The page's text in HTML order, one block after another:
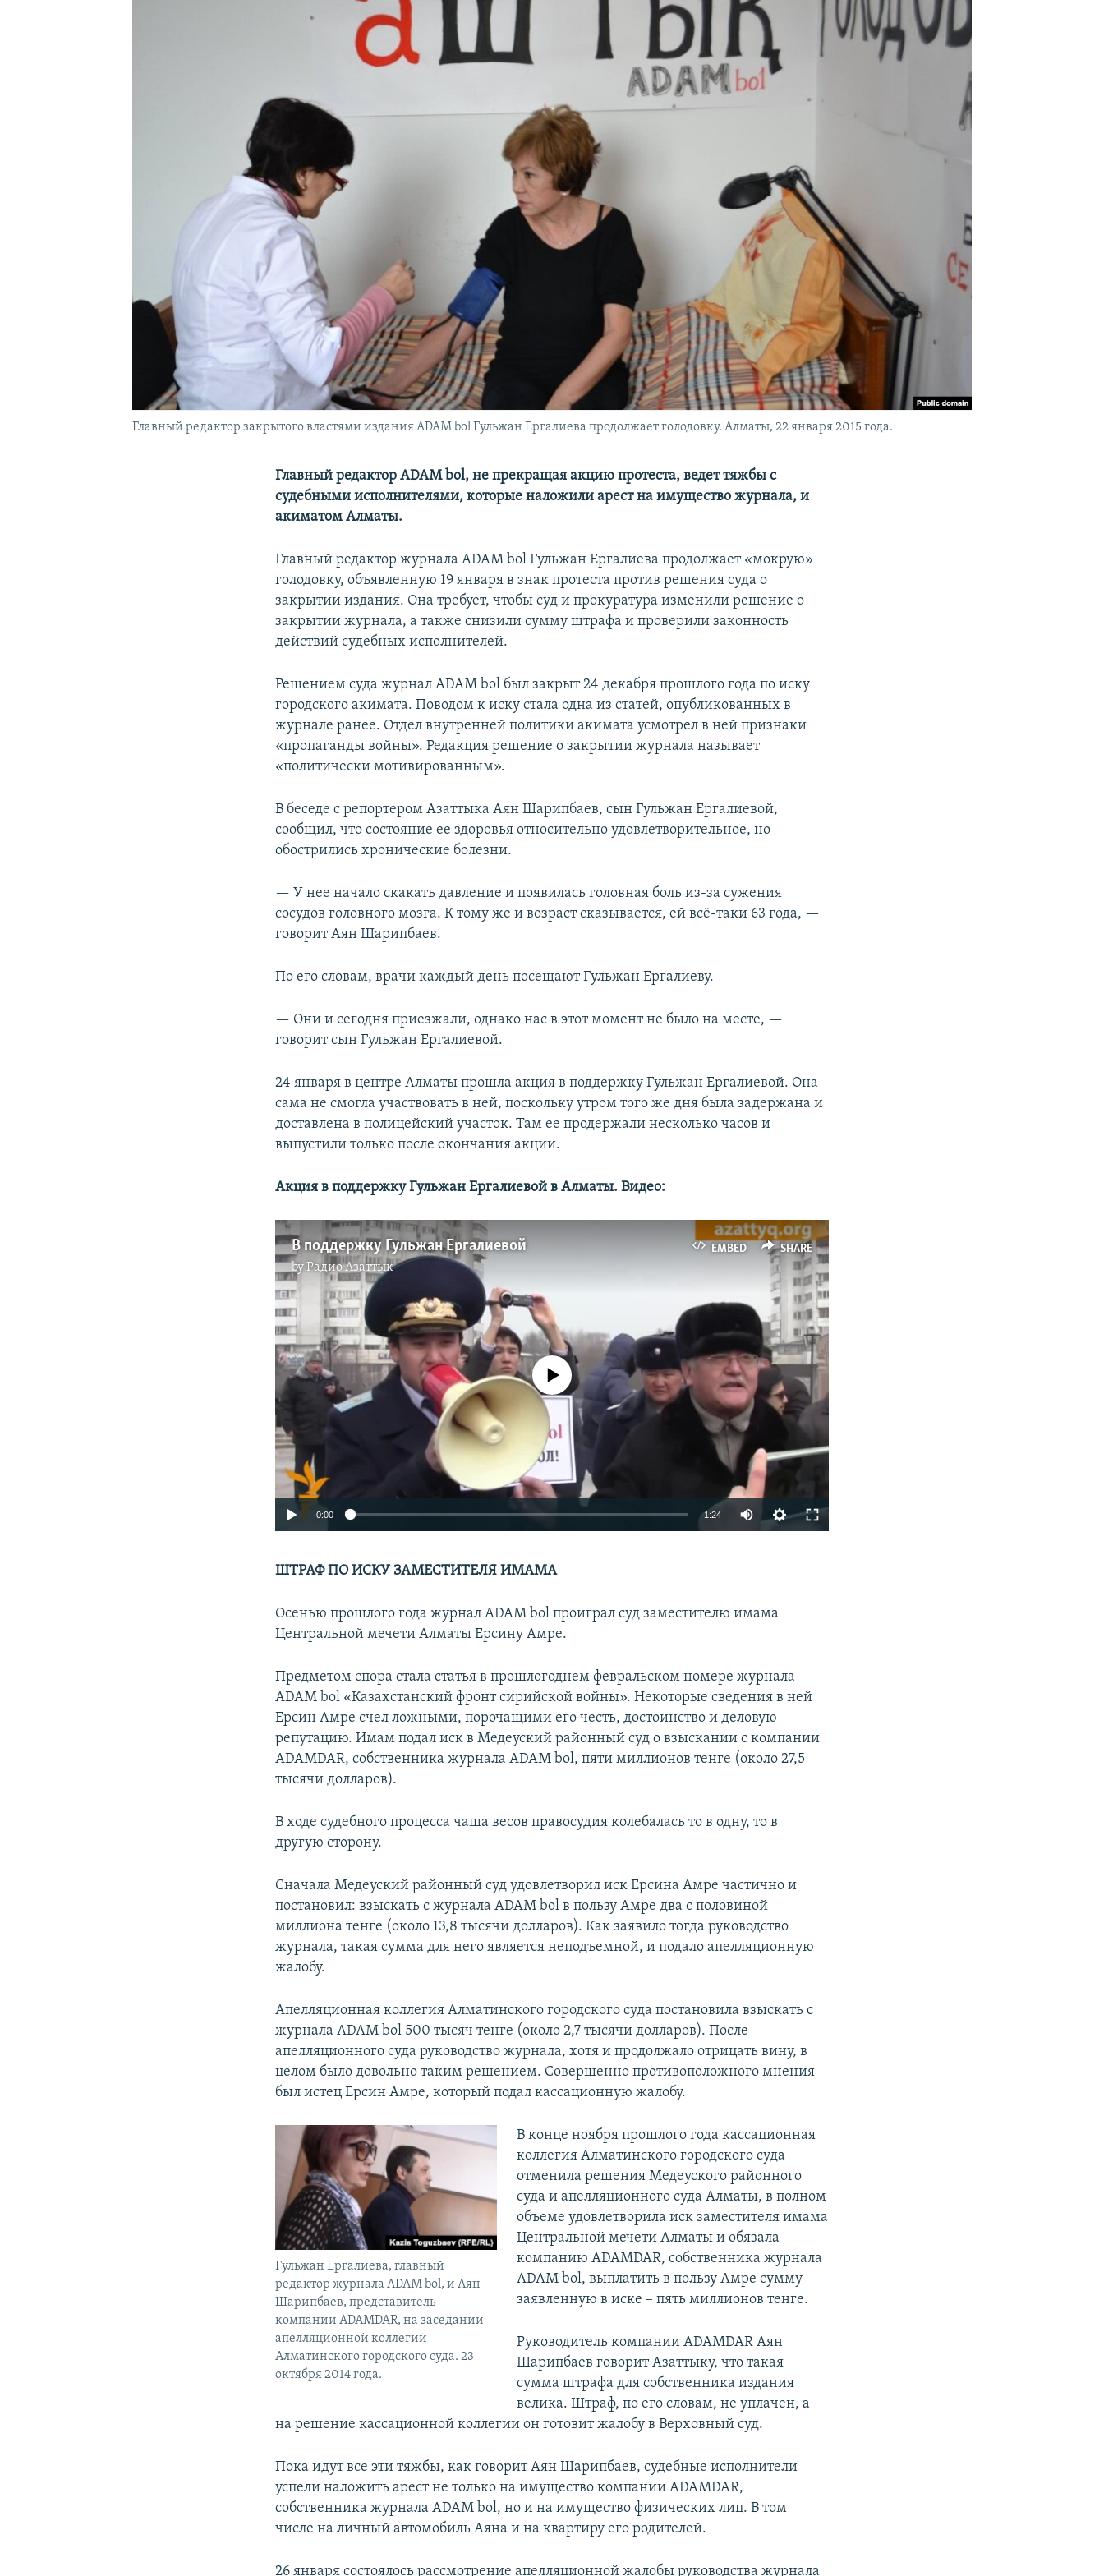
Главный редактор закрытого властями издания ADAM bol Гульжан Ергалиева продолжает голодовку. Алматы, 22 января 2015 года.
Главный редактор ADAM bol, не прекращая акцию протеста, ведет тяжбы с
судебными исполнителями, которые наложили арест на имущество журнала, и
акиматом Алматы.
Главный редактор журнала ADAM bol Гульжан Ергалиева продолжает «мокрую»
голодовку, объявленную 19 января в знак протеста против решения суда о
закрытии издания. Она требует, чтобы суд и прокуратура изменили решение о
закрытии журнала, а также снизили сумму штрафа и проверили законность
действий судебных исполнителей.
Решением суда журнал ADAM bol был закрыт 24 декабря прошлого года по иску
городского акимата. Поводом к иску стала одна из статей, опубликованных в
журнале ранее. Отдел внутренней политики акимата усмотрел в ней признаки
«пропаганды войны». Редакция решение о закрытии журнала называет
«политически мотивированным».
В беседе с репортером Азаттыка Аян Шарипбаев, сын Гульжан Ергалиевой,
сообщил, что состояние ее здоровья относительно удовлетворительное, но
обострились хронические болезни.
— У нее начало скакать давление и появилась головная боль из-за сужения
сосудов головного мозга. К тому же и возраст сказывается, ей всё-таки 63 года, —
говорит Аян Шарипбаев.
По его словам, врачи каждый день посещают Гульжан Ергалиеву.
​— Они и сегодня приезжали, однако нас в этот момент не было на месте, —
говорит сын Гульжан Ергалиевой.
24 января в центре Алматы прошла акция в поддержку Гульжан Ергалиевой. Она
сама не смогла участвовать в ней, поскольку утром того же дня была задержана и
доставлена в полицейский участок. Там ее продержали несколько часов и
выпустили только после окончания акции.
Акция в поддержку Гульжан Ергалиевой в Алматы. Видео:
EMBED SHARE
В поддержку Гульжан Ергалиевой
byРадио Азаттык
No media source currently available
0:00 1:24
ШТРАФ ПО ИСКУ ЗАМЕСТИТЕЛЯ ИМАМА
Осенью прошлого года журнал ADAM bol проиграл суд заместителю имама
Центральной мечети Алматы Ерсину Амре.
Предметом спора стала статья в прошлогоднем февральском номере журнала
ADAM bol «Казахстанский фронт сирийской войны». Некоторые сведения в ней
Ерсин Амре счел ложными, порочащими его честь, достоинство и деловую
репутацию. Имам подал иск в Медеуский районный суд о взыскании с компании
ADAMDAR, собственника журнала ADAM bol, пяти миллионов тенге (около 27,5
тысячи долларов).
В ходе судебного процесса чаша весов правосудия колебалась то в одну, то в
другую сторону.
Сначала Медеуский районный суд удовлетворил иск Ерсина Амре частично и
постановил: взыскать с журнала ADAM bol в пользу Амре два с половиной
миллиона тенге (около 13,8 тысячи долларов). Как заявило тогда руководство
журнала, такая сумма для него является неподъемной, и подало апелляционную
жалобу.
Апелляционная коллегия Алматинского городского суда постановила взыскать с
журнала ADAM bol 500 тысяч тенге (около 2,7 тысячи долларов). После
апелляционного суда руководство журнала, хотя и продолжало отрицать вину, в
целом было довольно таким решением. Совершенно противоположного мнения
был истец Ерсин Амре, который подал кассационную жалобу.
Гульжан Ергалиева, главный
редактор журнала ADAM bol, и Аян
Шарипбаев, представитель
компании ADAMDAR, на заседании
апелляционной коллегии
Алматинского городского суда. 23
октября 2014 года.
В конце ноября прошлого года кассационная
коллегия Алматинского городского суда
отменила решения Медеуского районного
суда и апелляционного суда Алматы, в полном
объеме удовлетворила иск заместителя имама
Центральной мечети Алматы и обязала
компанию ADAMDAR, собственника журнала
ADAM bol, выплатить в пользу Амре сумму
заявленную в иске – пять миллионов тенге.
Руководитель компании ADAMDAR Аян
Шарипбаев говорит Азаттыку, что такая
сумма штрафа для собственника издания
велика. Штраф, по его словам, не уплачен, а
на решение кассационной коллегии он готовит жалобу в Верховный суд.
Пока идут все эти тяжбы, как говорит Аян Шарипбаев, судебные исполнители
успели наложить арест не только на имущество компании ADAMDAR,
собственника журнала ADAM bol, но и на имущество физических лиц. В том
числе на личный автомобиль Аяна и на квартиру его родителей.
26 января состоялось рассмотрение апелляционной жалобы руководства журнала